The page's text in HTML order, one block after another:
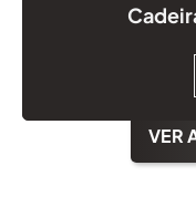
VER